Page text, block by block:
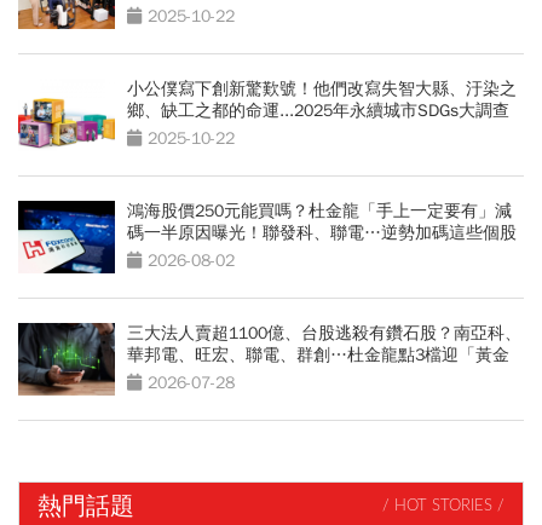
2025-10-22
小公僕寫下創新驚歎號！他們改寫失智大縣、汙染之
鄉、缺工之都的命運...2025年永續城市SDGs大調查
2025-10-22
鴻海股價250元能買嗎？杜金龍「手上一定要有」減
碼一半原因曝光！聯發科、聯電…逆勢加碼這些個股
2026-08-02
三大法人賣超1100億、台股逃殺有鑽石股？南亞科、
華邦電、旺宏、聯電、群創…杜金龍點3檔迎「黃金
坑」買點
2026-07-28
熱門話題 / HOT STORIES /